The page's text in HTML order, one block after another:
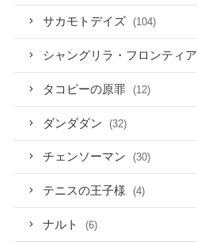
サカモトデイズ (104)
シャングリラ・フロンティア
タコピーの原罪 (12)
ダンダダン (32)
チェンソーマン (30)
テニスの王子様 (4)
ナルト (6)